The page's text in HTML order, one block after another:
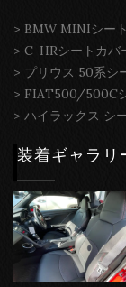
> BMW MINIシー
> C-HRシートカバ
> プリウス 50系シ
> FIAT500/500C
> ハイラックス シ
装着ギャラリ